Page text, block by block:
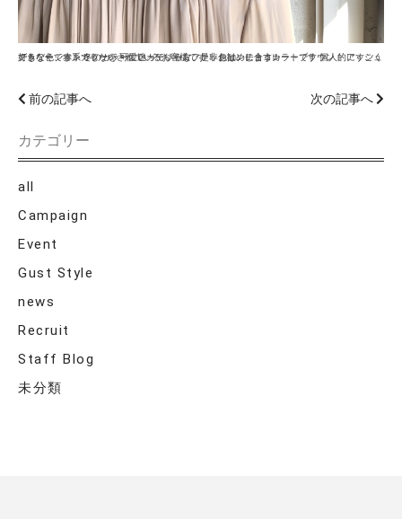
グラデーションカラーをされているお客様です！ 色は、チョコレートブラウン！ アッシュでもなく、赤系でもない 可愛いガーリーなファッションに合うカラーです 個人的にすごく好きな色です！ 冬のカラーに迷っている方、是非お勧めします！
前の記事へ 次の記事へ
カテゴリー
all
Campaign
Event
Gust Style
news
Recruit
Staff Blog
未分類